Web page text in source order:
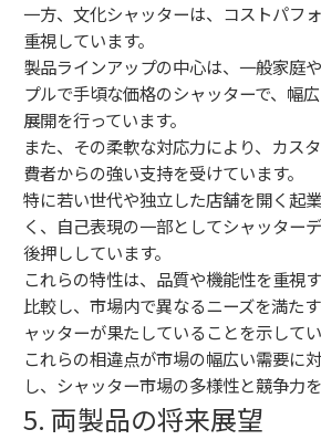
一方、文化シャッターは、コストパフ
重視しています。
製品ラインアップの中心は、一般家庭
プルで手頃な価格のシャッターで、幅
展開を行っています。
また、その柔軟な対応力により、カス
費者からの強い支持を受けています。
特に若い世代や独立した店舗を開く起
く、自己表現の一部としてシャッター
後押ししています。
これらの特性は、品質や機能性を重視
比較し、市場内で異なるニーズを満た
ャッターが果たしていることを示してい
これらの相違点が市場の幅広い需要に
し、シャッター市場の多様性と競争力
5. 両製品の将来展望